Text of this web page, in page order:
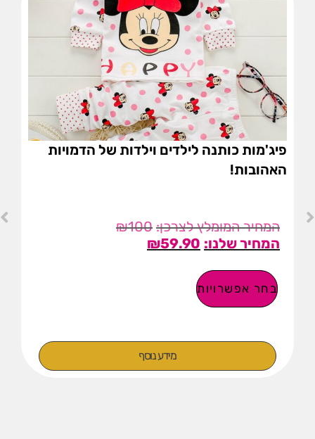
פיג'מות כותנה לילדים וילדות של הדמויות
האהובות!
₪100
₪59.90
בחר אפשרויות
מידע נוסף